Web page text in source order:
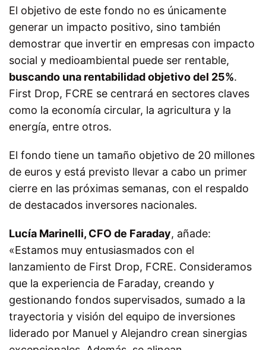
El objetivo de este fondo no es únicamente
generar un impacto positivo, sino también
demostrar que invertir en empresas con impacto
social y medioambiental puede ser rentable,
buscando una rentabilidad objetivo del 25%.
First Drop, FCRE se centrará en sectores claves
como la economía circular, la agricultura y la
energía, entre otros.
El fondo tiene un tamaño objetivo de 20 millones
de euros y está previsto llevar a cabo un primer
cierre en las próximas semanas, con el respaldo
de destacados inversores nacionales.
Lucía Marinelli, CFO de Faraday, añade:
«Estamos muy entusiasmados con el
lanzamiento de First Drop, FCRE. Consideramos
que la experiencia de Faraday, creando y
gestionando fondos supervisados, sumado a la
trayectoria y visión del equipo de inversiones
liderado por Manuel y Alejandro crean sinergias